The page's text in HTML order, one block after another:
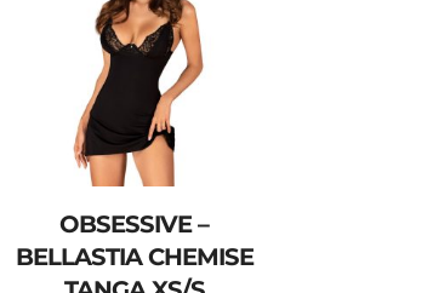
OBSESSIVE –
BELLASTIA CHEMISE